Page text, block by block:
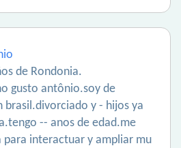
de Rondonia.
gusto antônio.soy de
y - hijos ya
-- anos de edad.me
para interactuar y ampliar mu